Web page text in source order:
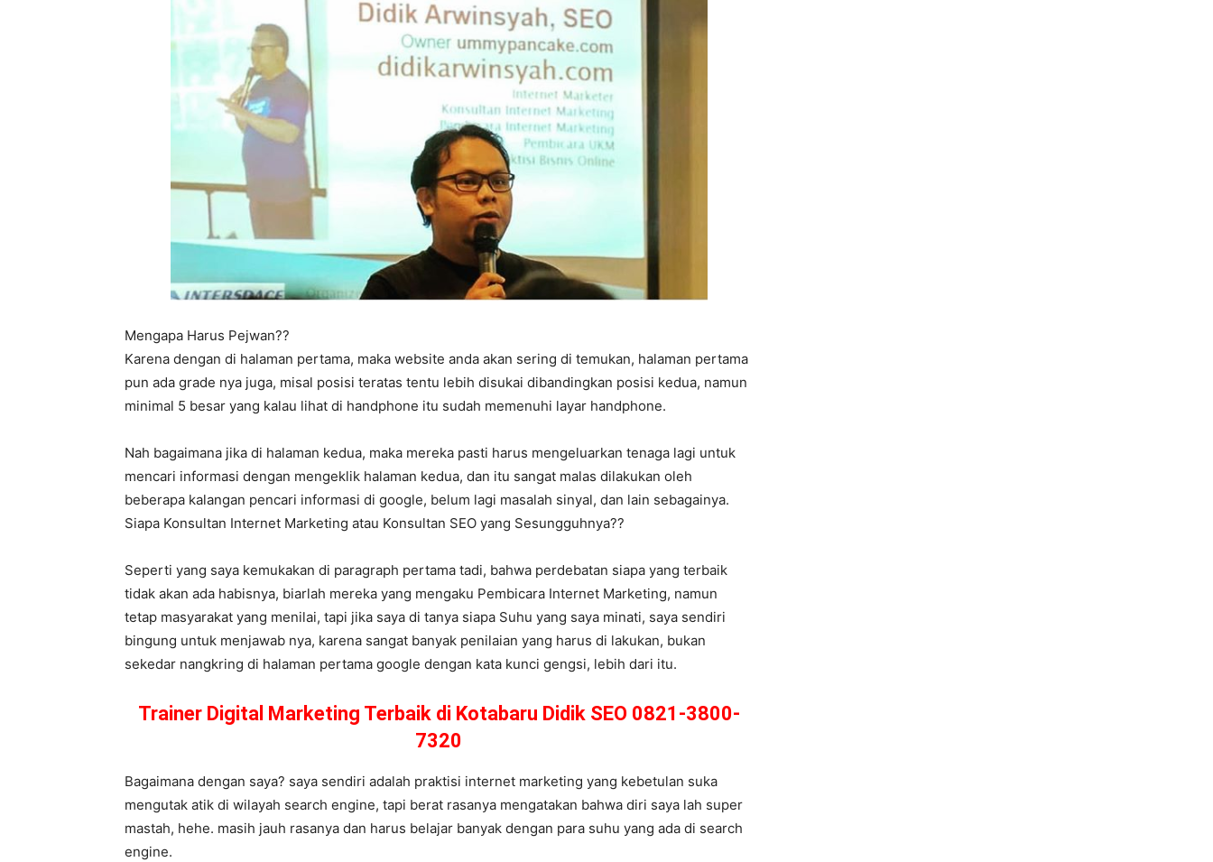
Mengapa Harus Pejwan??
Karena dengan di halaman pertama, maka website anda akan sering di temukan, halaman pertama
pun ada grade nya juga, misal posisi teratas tentu lebih disukai dibandingkan posisi kedua, namun
minimal 5 besar yang kalau lihat di handphone itu sudah memenuhi layar handphone.
Nah bagaimana jika di halaman kedua, maka mereka pasti harus mengeluarkan tenaga lagi untuk
mencari informasi dengan mengeklik halaman kedua, dan itu sangat malas dilakukan oleh
beberapa kalangan pencari informasi di google, belum lagi masalah sinyal, dan lain sebagainya.
Siapa Konsultan Internet Marketing atau Konsultan SEO yang Sesungguhnya??
Seperti yang saya kemukakan di paragraph pertama tadi, bahwa perdebatan siapa yang terbaik
tidak akan ada habisnya, biarlah mereka yang mengaku Pembicara Internet Marketing, namun
tetap masyarakat yang menilai, tapi jika saya di tanya siapa Suhu yang saya minati, saya sendiri
bingung untuk menjawab nya, karena sangat banyak penilaian yang harus di lakukan, bukan
sekedar nangkring di halaman pertama google dengan kata kunci gengsi, lebih dari itu.
Trainer Digital Marketing Terbaik di Kotabaru Didik SEO 0821-3800-
7320
Bagaimana dengan saya? saya sendiri adalah praktisi internet marketing yang kebetulan suka
mengutak atik di wilayah search engine, tapi berat rasanya mengatakan bahwa diri saya lah super
mastah, hehe. masih jauh rasanya dan harus belajar banyak dengan para suhu yang ada di search
engine.